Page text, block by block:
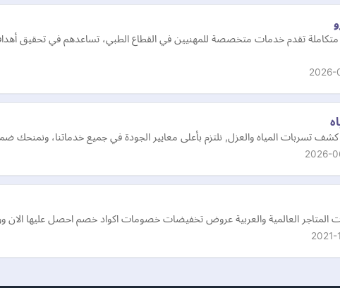
تقدم خدمات متخصصة للمهنيين في القطاع الطبي، تساعدهم في تحقيق أهدافهم
2026-
المياه والعزل, نلتزم بأعلى معايير الجودة في جميع خدماتنا، ونمنحك ضماناً يمتد 10 سنوات على جميع أعمال
2026-
العالمية والعربية عروض تخفيضات خصومات اكواد خصم احصل عليها الان
2021-